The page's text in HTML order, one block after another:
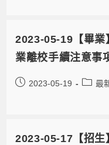
2023-05-19【畢業
業離校手續注意事
2023-05-19 最
2023-05-17【招生